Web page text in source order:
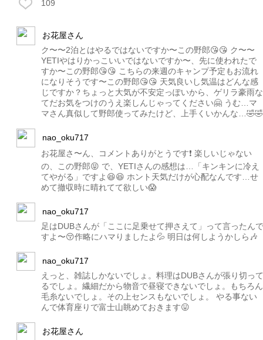
109
お花屋さん
ク〜〜2泊とはやるではないですか〜この野郎😘😘 ク〜〜
YETIやはりかっこいいではないですか〜、先に使われたで
すか〜この野郎😘😘 こちらの来週のキャンプ予定もお流れ
になりそうです〜この野郎😘😘 天気良いし気温はどんな感
じですか？ちょっと大気が不安定っぽいから、ゲリラ豪雨な
てだお気をつけのうえ楽しんじゃってください🤗 うむ…マ
マさん真似して野郎使ってみたけど、上手くいかんな…🤣🤣
nao_oku717
お花屋さ〜ん、コメントありがとうです❗️ 楽しいじゃない
の、この野郎😝 で、YETIさんの感想は…「キンキンに冷え
てやがる」ですよ😆😆 ホント天気だけが心配なんです…せ
めて撤収時に晴れてて欲しい😱
nao_oku717
足はDUBさんが「ここに足乗せて押さえて」って言ったんで
すよ〜😚作略にハマりましたよ💦 明日は何しようかしら🎶
nao_oku717
えっと、雑誌しかないでしょ。料理はDUBさんが張り切って
るでしょ。繊細だから物音で昼寝できないでしょ。もちろん
毛糸ないでしょ。その上センスもないでしょ。 やる事ない
んで体育座りで富士山眺めておきます😛
お花屋さん